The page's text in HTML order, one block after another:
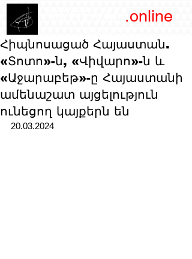
.online
Հիպնոսացած Հայաստան.
«Տոտո»-ն, «Վիվարո»-ն և
«Աջարաբեթ»-ը Հայաստանի
ամենաշատ այցելություն
ունեցող կայքերն են
20.03.2024